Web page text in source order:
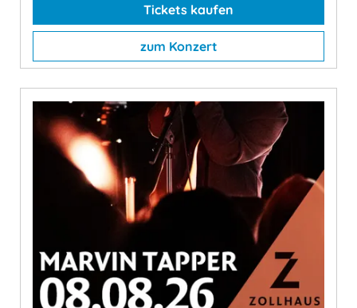
Tickets kaufen
zum Konzert